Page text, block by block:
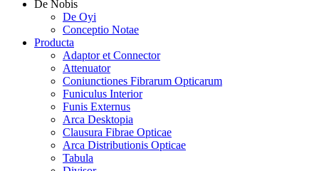
De Nobis
De Oyi
Conceptio Notae
Producta
Adaptor et Connector
Attenuator
Coniunctiones Fibrarum Opticarum
Funiculus Interior
Funis Externus
Arca Desktopia
Clausura Fibrae Opticae
Arca Distributionis Opticae
Tabula